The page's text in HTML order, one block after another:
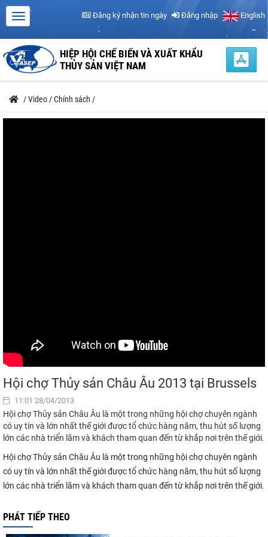
Đăng ký nhận tin ngày Đăng nhập English
HIỆP HỘI CHẾ BIẾN VÀ XUẤT KHẨU
THỦY SẢN VIỆT NAM
/Video /Chính sách /
Hội chợ Thủy sản Châu Âu 2013 tại Brussels
11:01 28/04/2013
Hội chợ Thủy sản Châu Âu là một trong những hội chợ chuyên ngành
có uy tín và lớn nhất thế giới được tổ chức hàng năm, thu hút số lượng
lớn các nhà triển lãm và khách tham quan đến từ khắp nơi trên thế giới.
Hội chợ Thủy sản Châu Âu là một trong những hội chợ chuyên ngành
có uy tín và lớn nhất thế giới được tổ chức hàng năm, thu hút số lượng
lớn các nhà triển lãm và khách tham quan đến từ khắp nơi trên thế giới.
PHÁT TIẾP THEO